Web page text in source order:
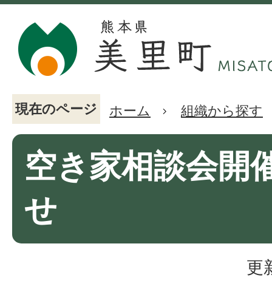
現在のページ ホーム 組織から探す
空き家相談会開
せ
更